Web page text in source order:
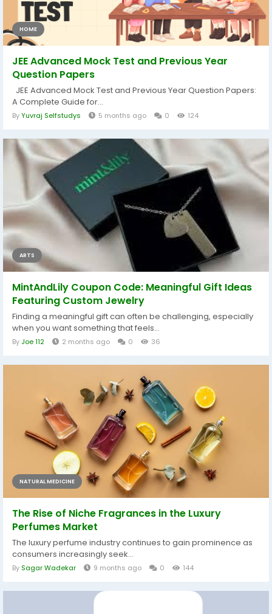
HOME
JEE Advanced Mock Test and Previous Year
Question Papers
JEE Advanced Mock Test and Previous Year Question Papers:
A Complete Guide for...
ByYuvraj Selfstudys 5 months ago 0 124
ARTS
MintAndLily Coupon Code: Meaningful Gift Ideas
Featuring Custom Jewelry
Finding a meaningful gift can often be challenging, especially
when you want something that feels...
By Joe 112 2 months ago 0 36
NATURAL MEDICINE
The Rise of Niche Fragrances in the Luxury
Perfumes Market
The luxury perfume industry continues to gain prominence as
consumers increasingly seek...
By Sagar Wadekar 9 months ago 0 144